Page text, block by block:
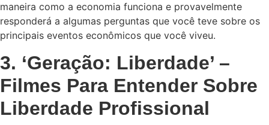
maneira como a economia funciona e provavelmente
responderá a algumas perguntas que você teve sobre os
principais eventos econômicos que você viveu.
3. ‘Geração: Liberdade’ –
Filmes Para Entender Sobre
Liberdade Profissional